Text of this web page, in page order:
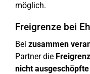
möglich.
Freigrenze bei
Bei zusammen
Partner die
nicht